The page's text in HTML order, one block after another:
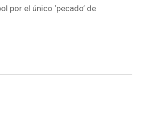
por el único ‘pecado’ de